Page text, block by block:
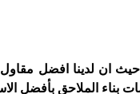
ان لدينا افضل مقاول
الملاحق بأفضل